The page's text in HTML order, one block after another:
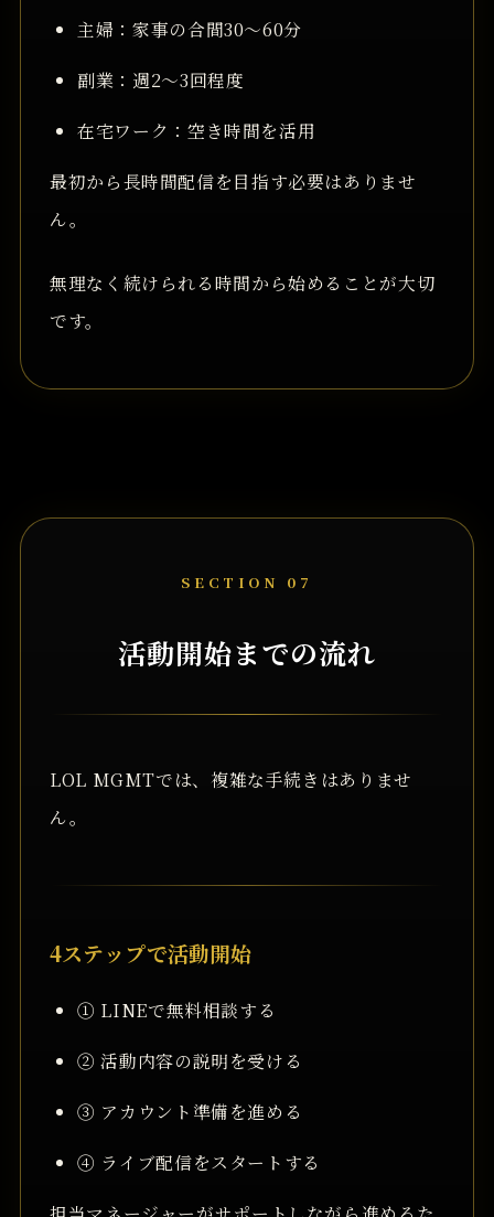
主婦：家事の合間30〜60分
副業：週2〜3回程度
在宅ワーク：空き時間を活用
最初から長時間配信を目指す必要はありませ
ん。
無理なく続けられる時間から始めることが大切
です。
SECTION 07
活動開始までの流れ
LOL MGMTでは、複雑な手続きはありませ
ん。
4ステップで活動開始
① LINEで無料相談する
② 活動内容の説明を受ける
③ アカウント準備を進める
④ ライブ配信をスタートする